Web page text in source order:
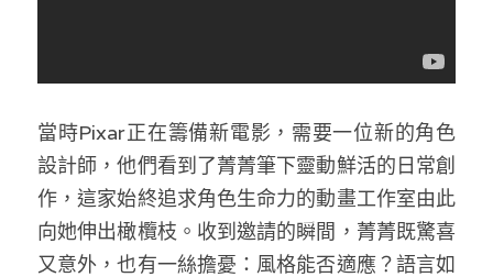
當時Pixar正在籌備新電影，需要一位新的角色
設計師，他們看到了菁菁筆下靈動鮮活的日常創
作，這家始終追求角色生命力的動畫工作室由此
向她伸出橄欖枝。收到邀請的瞬間，菁菁既驚喜
又意外，也有一絲擔憂：風格能否適應？語言如